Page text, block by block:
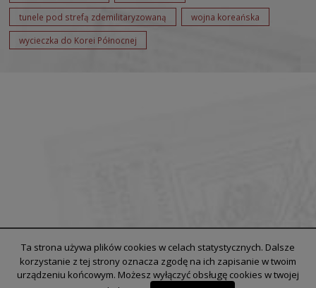
tunele pod strefą zdemilitaryzowaną wojna koreańska
wycieczka do Korei Północnej
Ta strona używa plików cookies w celach statystycznych. Dalsze
korzystanie z tej strony oznacza zgodę na ich zapisanie w twoim
urządzeniu końcowym. Możesz wyłączyć obsługę cookies w twojej